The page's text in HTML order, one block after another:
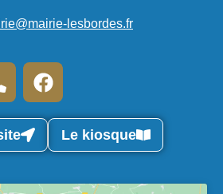
lesbordes.fr
Le kiosque